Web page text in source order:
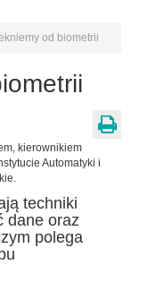
od biometrii
kierownikiem
Automatyki i
techniki
dane oraz
polega